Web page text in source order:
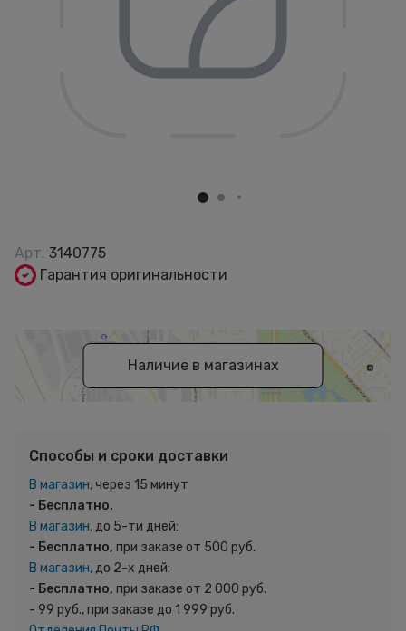
Арт. 3140775
Гарантия оригинальности
Наличие в магазинах
Способы и сроки доставки
В магазин,через 15 минут
- Бесплатно.
В магазин,до 5-ти дней:
- Бесплатно, при заказе от 500 руб.
В магазин,до 2-х дней:
- Бесплатно, при заказе от 2 000 руб.
- 99 руб., при заказе до 1 999 руб.